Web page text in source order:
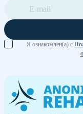
Я ознакомлен(а) с